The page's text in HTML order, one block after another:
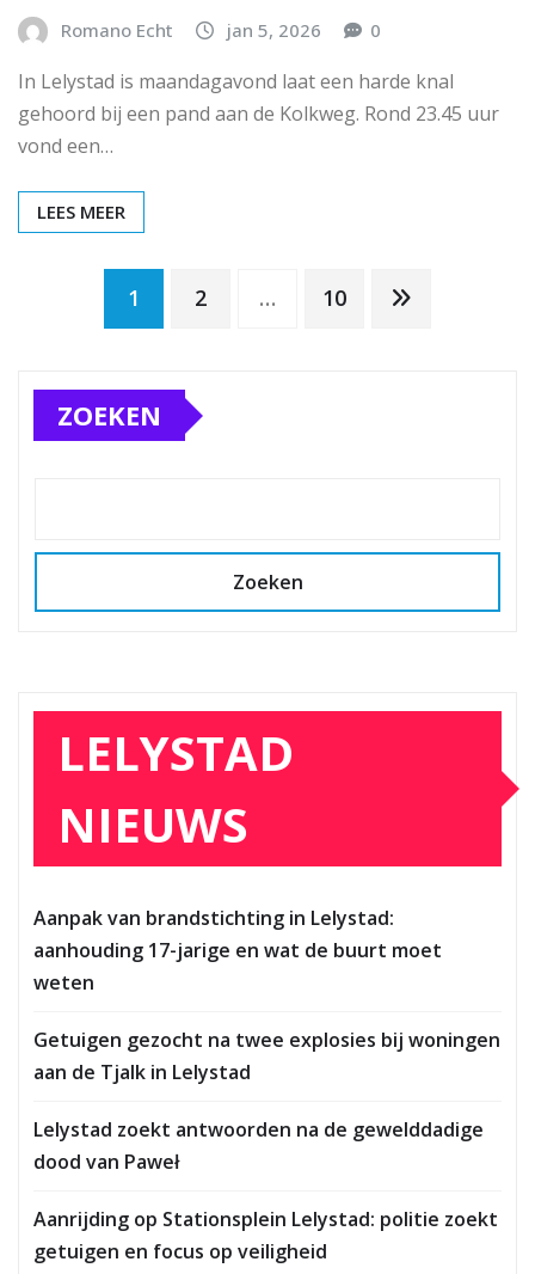
Romano Echt jan 5, 2026 0
In Lelystad is maandagavond laat een harde knal
gehoord bij een pand aan de Kolkweg. Rond 23.45 uur
vond een…
LEES MEER
Berichten
paginering
1 2 … 10
ZOEKEN
Zoeken
LELYSTAD
NIEUWS
Aanpak van brandstichting in Lelystad:
aanhouding 17-jarige en wat de buurt moet
weten
Getuigen gezocht na twee explosies bij woningen
aan de Tjalk in Lelystad
Lelystad zoekt antwoorden na de gewelddadige
dood van Paweł
Aanrijding op Stationsplein Lelystad: politie zoekt
getuigen en focus op veiligheid